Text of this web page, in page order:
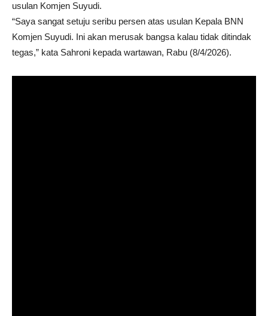
usulan Komjen Suyudi.
“Saya sangat setuju seribu persen atas usulan Kepala BNN
Komjen Suyudi. Ini akan merusak bangsa kalau tidak ditindak
tegas,” kata Sahroni kepada wartawan, Rabu (8/4/2026).